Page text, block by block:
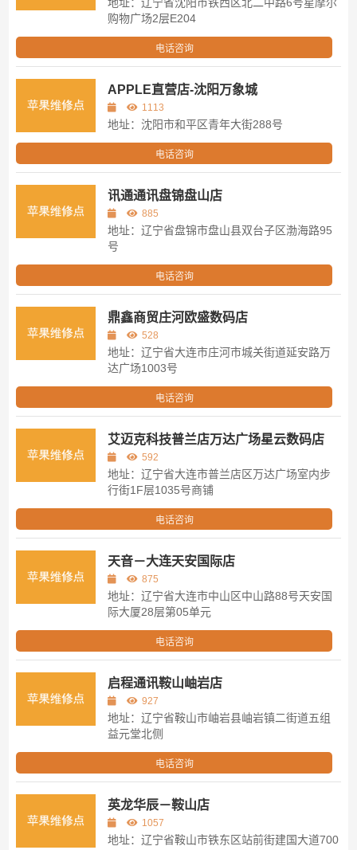
购物广场2层E204
电话咨询
APPLE直营店-沈阳万象城
1113
地址：沈阳市和平区青年大街288号
电话咨询
讯通通讯盘锦盘山店
885
地址：辽宁省盘锦市盘山县双台子区渤海路95
号
电话咨询
鼎鑫商贸庄河欧盛数码店
528
地址：辽宁省大连市庄河市城关街道延安路万
达广场1003号
电话咨询
艾迈克科技普兰店万达广场星云数码店
592
地址：辽宁省大连市普兰店区万达广场室内步
行街1F层1035号商铺
电话咨询
天音－大连天安国际店
875
地址：辽宁省大连市中山区中山路88号天安国
际大厦28层第05单元
电话咨询
启程通讯鞍山岫岩店
927
地址：辽宁省鞍山市岫岩县岫岩镇二街道五组
益元堂北侧
电话咨询
英龙华辰－鞍山店
1057
地址：辽宁省鞍山市铁东区站前街建国大道700